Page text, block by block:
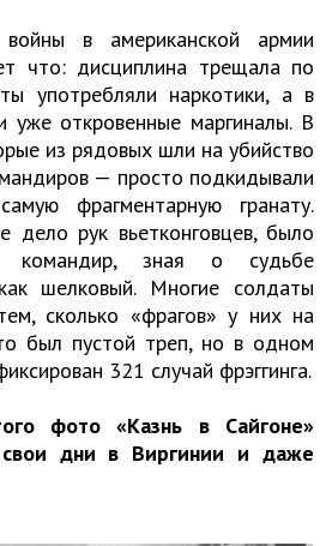
в американской армии
что: дисциплина трещала по
употребляли наркотики, а в
уже откровенные маргиналы. В
из рядовых шли на убийство
— просто подкидывали
фрагментарную гранату.
дело рук вьетконговцев, было
зная о судьбе
шелковый. Многие солдаты
сколько «фрагов» у них на
был пустой треп, но в одном
321 случай фрэггинга.
фото «Казнь в Сайгоне»
дни в Виргинии и даже